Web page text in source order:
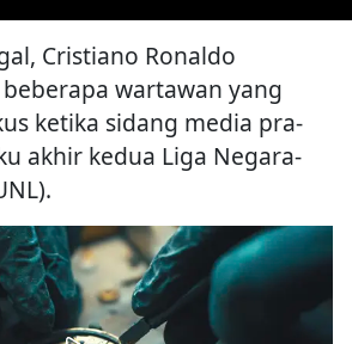
Cristiano Ronaldo
wartawan yang
ketika sidang media pra-
akhir kedua Liga Negara-